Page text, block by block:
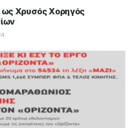
ως Χρυσός Χορηγός